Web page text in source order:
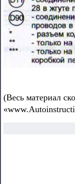
(Весь материал